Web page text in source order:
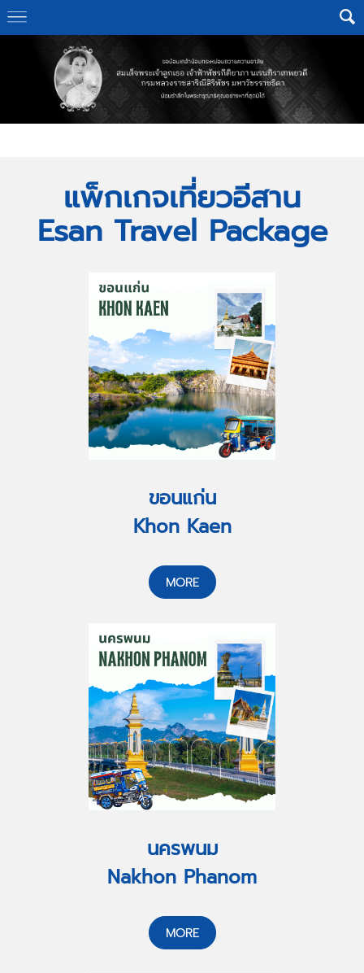
แพ็กเกจเที่ยวอีสาน
Esan Travel Package
ขอนแก่น
Khon Kaen
MORE
นครพนม
Nakhon Phanom
MORE